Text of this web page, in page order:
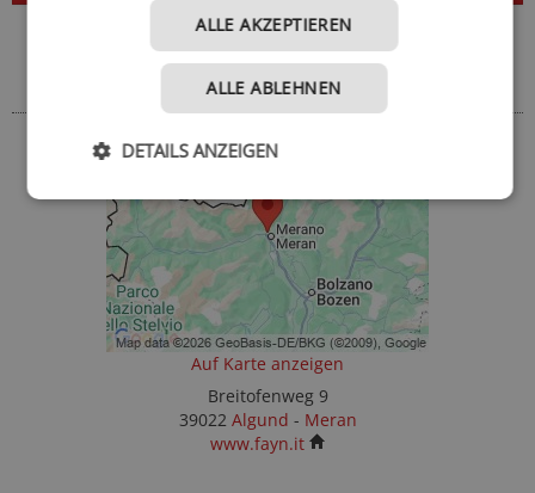
Adresse
So finden Sie uns
Auf Karte anzeigen
Breitofenweg 9
39022 Algund - Meran
www.fayn.it
ALLE AKZEPTIEREN
ALLE ABLEHNEN
DETAILS ANZEIGEN